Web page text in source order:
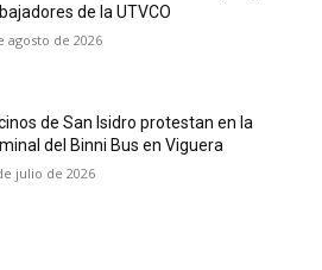
de la UTVCO
agosto de 2026
de San Isidro protestan en la
del Binni Bus en Viguera
julio de 2026